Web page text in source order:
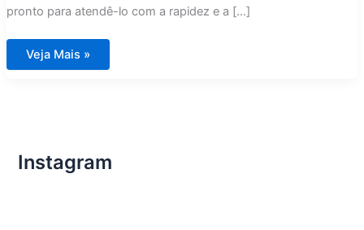
pronto para atendê-lo com a rapidez e a […]
Assistência
Técnica
Veja Mais »
Instagram